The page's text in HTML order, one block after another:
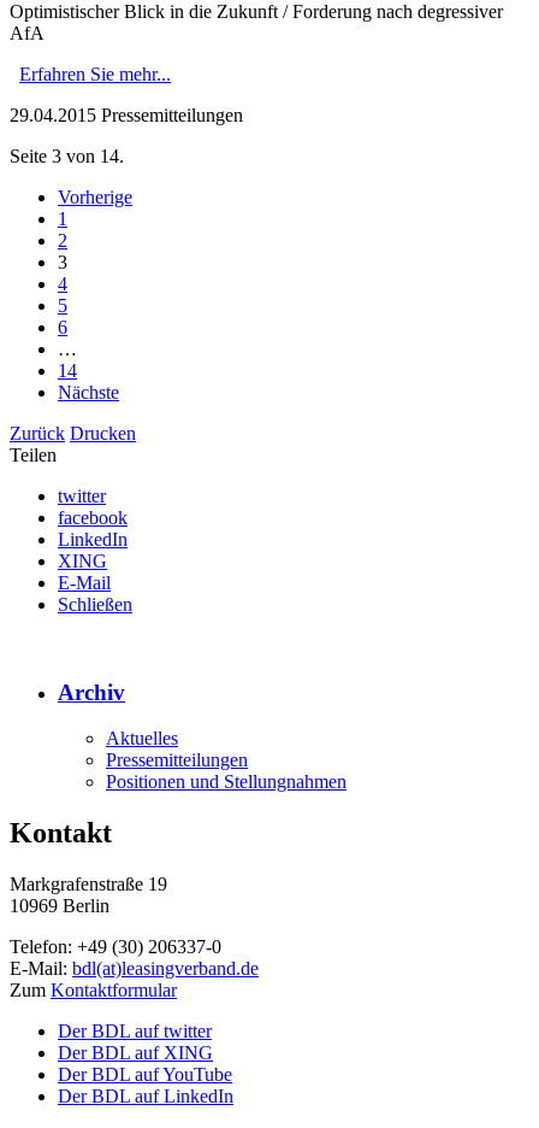
Optimistischer Blick in die Zukunft / Forderung nach degressiver
AfA
Erfahren Sie mehr...
29.04.2015 Pressemitteilungen
Seite 3 von 14.
Vorherige
1
2
3
4
5
6
…
14
Nächste
Zurück Drucken
Teilen
twitter
facebook
LinkedIn
XING
E-Mail
Schließen
Archiv
Aktuelles
Pressemitteilungen
Positionen und Stellungnahmen
Kontakt
Markgrafenstraße 19
10969 Berlin
Telefon: +49 (30) 206337-0
E-Mail: bdl(at)leasingverband.de
Zum Kontaktformular
Der BDL auf twitter
Der BDL auf XING
Der BDL auf YouTube
Der BDL auf LinkedIn